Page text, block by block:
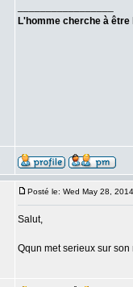
L'homme cherche à
Posté le: Wed May 28,
Salut,
Qqun met serieux sur